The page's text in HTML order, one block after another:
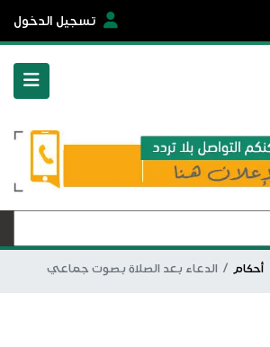
تسجيل الدخول
أحكام الدعاء بعد الصلاة بصوت جماعي